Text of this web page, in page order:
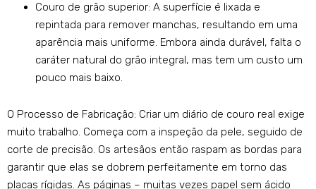
Couro de grão superior: A superfície é lixada e
repintada para remover manchas, resultando em uma
aparência mais uniforme. Embora ainda durável, falta o
caráter natural do grão integral, mas tem um custo um
pouco mais baixo.
O Processo de Fabricação: Criar um diário de couro real exige
muito trabalho. Começa com a inspeção da pele, seguido de
corte de precisão. Os artesãos então raspam as bordas para
garantir que elas se dobrem perfeitamente em torno das
placas rígidas. As páginas – muitas vezes papel sem ácido